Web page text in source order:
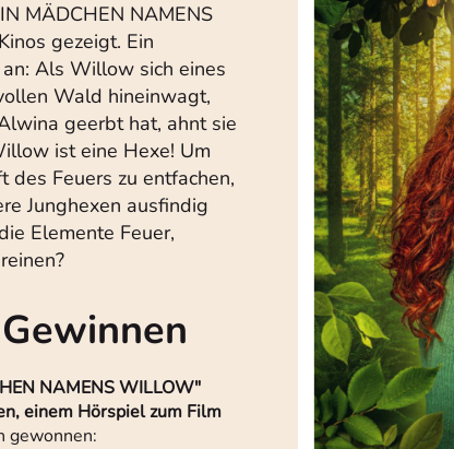
MÄDCHEN NAMENS
gezeigt. Ein
Als Willow sich eines
Wald hineinwagt,
geerbt hat, ahnt sie
ist eine Hexe! Um
des Feuers zu entfachen,
Junghexen ausfindig
Elemente Feuer,
NAMENS WILLOW"
einem Hörspiel zum Film
gewonnen: